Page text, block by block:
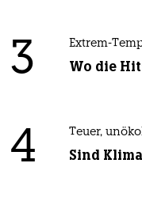
3 Extrem-
Wo die
4 Teuer,
Sind